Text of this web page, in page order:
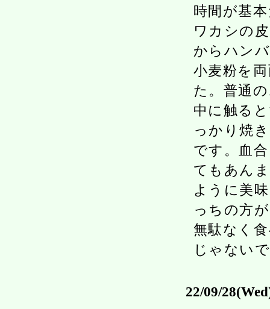
時間が基
ワカシの
からハン
小麦粉を
た。普通
中に触る
っかり焼
です。血
てもあん
ように美
っちの方
無駄なく
じゃない
22/09/